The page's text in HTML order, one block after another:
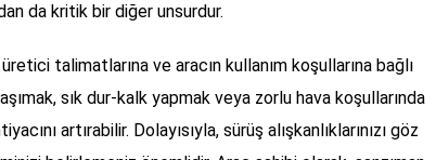
da kritik bir diğer unsurdur.
talimatlarına ve aracın kullanım koşullarına bağlı
sık dur-kalk yapmak veya zorlu hava koşullarında
artırabilir. Dolayısıyla, sürüş alışkanlıklarınızı göz